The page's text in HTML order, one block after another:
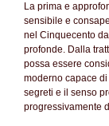
La prima e
sensibile e
nel Cinquecento
profonde. Dalla
possa essere
moderno capace
segreti e il senso
progressivamente